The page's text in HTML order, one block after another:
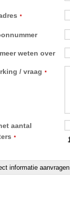
*
weten over
/ vraag *
aantal
*
informatie aanvragen